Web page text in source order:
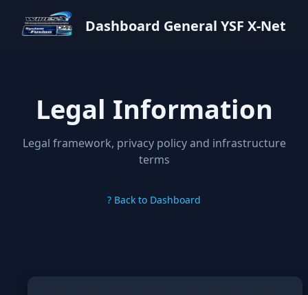
Dashboard General YSF X-Net
Legal Information
Legal framework, privacy policy and infrastructure
terms
? Back to Dashboard